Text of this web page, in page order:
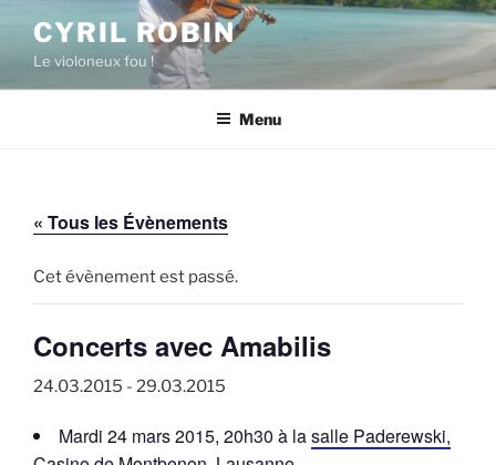
contenu
principal
CYRIL ROBIN
Le violoneux fou !
Menu
« Tous les Évènements
Cet évènement est passé.
Concerts avec Amabilis
24.03.2015 - 29.03.2015
Mardi 24 mars 2015, 20h30 à lasalle Paderewski,